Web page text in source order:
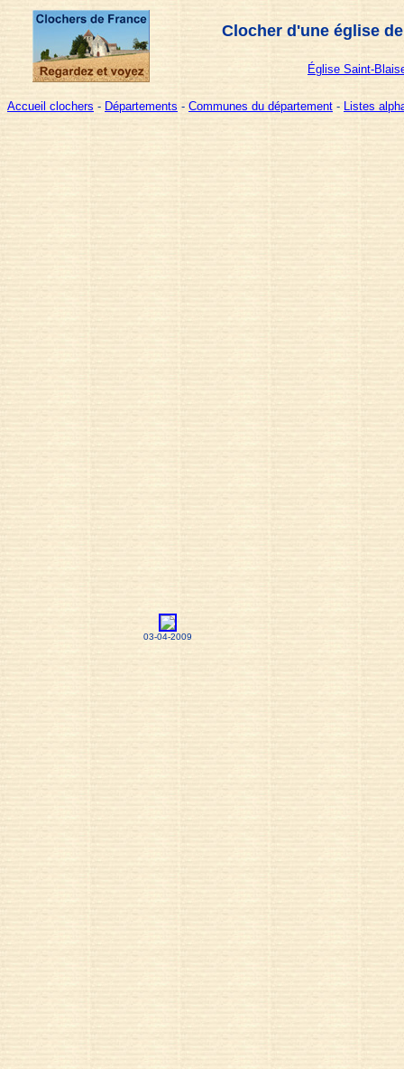
Clocher d'une église
Église Saint-
Accueil clochers - Départements - Communes du département - Listes
03-04-2009